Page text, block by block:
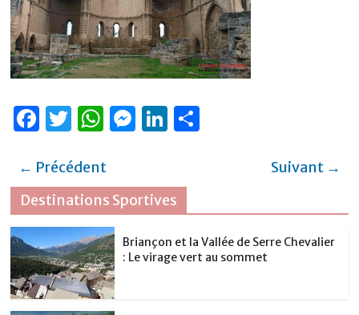
F
c
e
b
o
o
k
T
it
te
r
W
at
s
A
p
p
M
e
n
g
Li
e
dI
n
er
← Précédent
Suivant →
Destinations Sportives
Briançon et la Vallée de Serre Chevalier
: Le virage vert au sommet